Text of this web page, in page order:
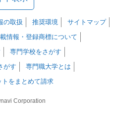
の取扱 推奨環境
サイトマップ
情報・登録商標について
専門学校をさがす
がす
専門職大学とは
をまとめて請求
Corporation